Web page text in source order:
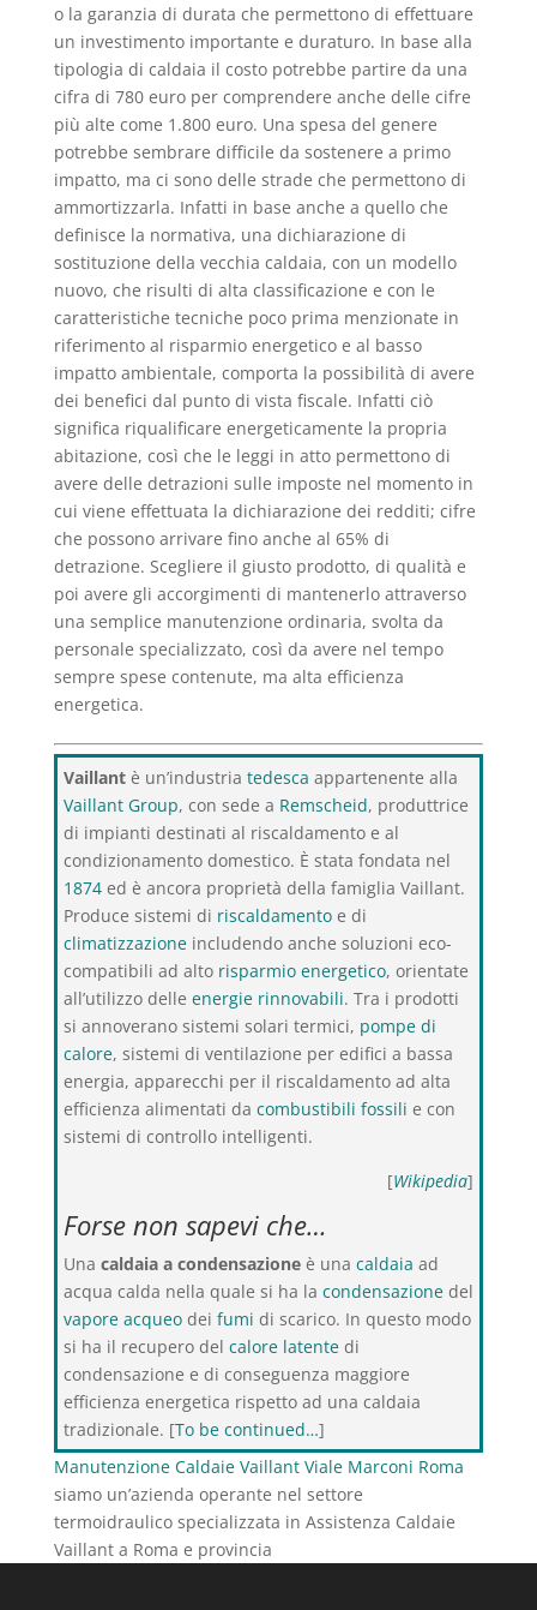
o la garanzia di durata che permettono di effettuare
un investimento importante e duraturo. In base alla
tipologia di caldaia il costo potrebbe partire da una
cifra di 780 euro per comprendere anche delle cifre
più alte come 1.800 euro. Una spesa del genere
potrebbe sembrare difficile da sostenere a primo
impatto, ma ci sono delle strade che permettono di
ammortizzarla. Infatti in base anche a quello che
definisce la normativa, una dichiarazione di
sostituzione della vecchia caldaia, con un modello
nuovo, che risulti di alta classificazione e con le
caratteristiche tecniche poco prima menzionate in
riferimento al risparmio energetico e al basso
impatto ambientale, comporta la possibilità di avere
dei benefici dal punto di vista fiscale. Infatti ciò
significa riqualificare energeticamente la propria
abitazione, così che le leggi in atto permettono di
avere delle detrazioni sulle imposte nel momento in
cui viene effettuata la dichiarazione dei redditi; cifre
che possono arrivare fino anche al 65% di
detrazione. Scegliere il giusto prodotto, di qualità e
poi avere gli accorgimenti di mantenerlo attraverso
una semplice manutenzione ordinaria, svolta da
personale specializzato, così da avere nel tempo
sempre spese contenute, ma alta efficienza
energetica.
Vaillantè un’industria tedesca appartenente alla
Vaillant Group, con sede a Remscheid, produttrice
di impianti destinati al riscaldamento e al
condizionamento domestico. È stata fondata nel
1874ed è ancora proprietà della famiglia Vaillant.
Produce sistemi di riscaldamentoe di
climatizzazioneincludendo anche soluzioni eco-
compatibili ad alto risparmio energetico, orientate
all’utilizzo delle energie rinnovabili. Tra i prodotti
si annoverano sistemi solari termici, pompe di
calore, sistemi di ventilazione per edifici a bassa
energia, apparecchi per il riscaldamento ad alta
efficienza alimentati da combustibili fossili e con
sistemi di controllo intelligenti.
[Wikipedia]
Forse non sapevi che…
Una caldaia a condensazioneè una caldaia ad
acqua calda nella quale si ha la condensazionedel
vapore acqueodei fumi di scarico. In questo modo
si ha il recupero del calore latentedi
condensazione e di conseguenza maggiore
efficienza energetica rispetto ad una caldaia
tradizionale. [To be continued…]
Manutenzione Caldaie Vaillant Viale Marconi Roma
siamo un’azienda operante nel settore
termoidraulico specializzata in Assistenza Caldaie
Vaillant a Roma e provincia